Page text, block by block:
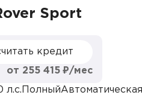
день обращения
Sport
кредит
от 255 415 ₽/мес
л.с. ПолныйАвтоматическая